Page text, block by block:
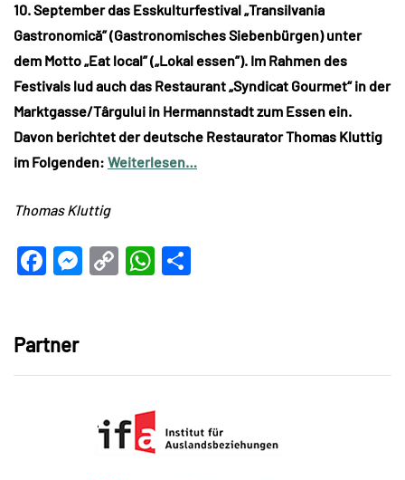
10. September das Esskulturfestival „Transilvania
Gastronomică” (Gastronomisches Siebenbürgen) unter
dem Motto „Eat local” („Lokal essen”). Im Rahmen des
Festivals lud auch das Restaurant „Syndicat Gourmet“ in der
Marktgasse/Târgului in Hermannstadt zum Essen ein.
Davon berichtet der deutsche Restaurator Thomas Kluttig
im Folgenden: Weiterlesen…
Thomas Kluttig
Facebook
Messenger
CopyWhatsApp
Partner